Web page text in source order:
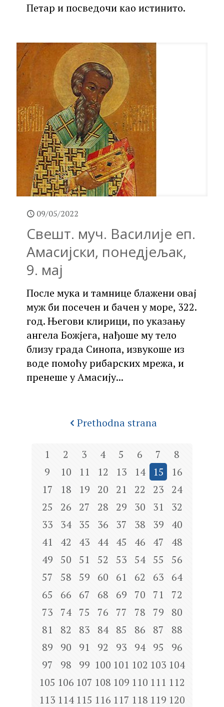
Петар и посведочи као истинито.
09/05/2022
Свешт. муч. Василије еп.
Амасијски, понедјељак,
9. мај
После мука и тамнице блажени овај
муж би посечен и бачен у море, 322.
год. Његови клирици, по указању
ангела Божјега, нађоше му тело
близу града Синопа, извукоше из
воде помоћу рибарских мрежа, и
пренеше у Амасију...
Prethodna strana
1 2 3 4 5 6 7
8
9
10 11 12 13 14 15
16
17
18 19 20 21 22 23
24
25
26 27 28 29 30 31
32
33
34 35 36 37 38 39
40
41
42 43 44 45 46 47
48
49
50 51 52 53 54 55
56
57
58 59 60 61 62 63
64
65
66 67 68 69 70 71
72
73
74 75 76 77 78 79
80
81
82 83 84 85 86 87
88
89
90 91 92 93 94 95
96
97
98 99 100 101 102 103 104
105 106 107 108 109 110 111 112
113 114 115 116 117 118 119 120